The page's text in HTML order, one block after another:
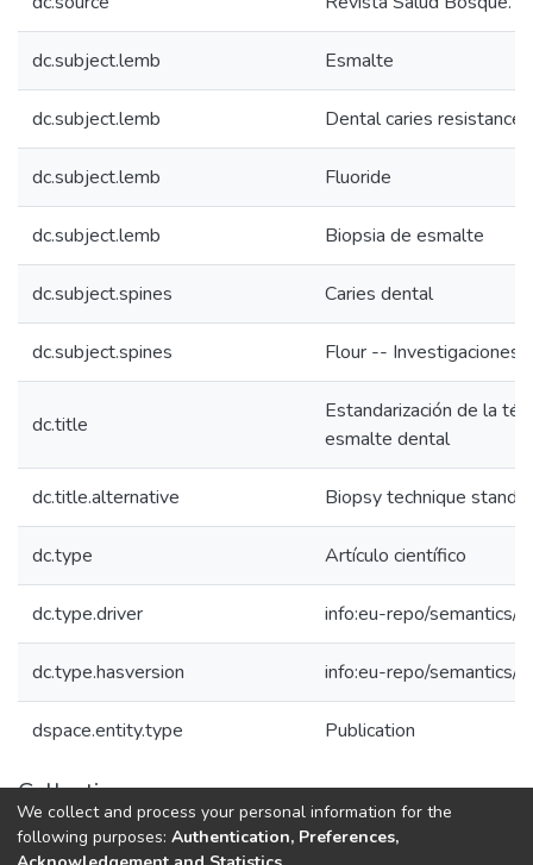
dc.subject.lemb Esmalte
dc.subject.lemb Dental caries resistance
dc.subject.lemb Fluoride
dc.subject.lemb Biopsia de esmalte
dc.subject.spines Caries dental
dc.subject.spines Flour -- Investigaciones
dc.title
Estandarización de la
esmalte dental
dc.title.alternative Biopsy technique
dc.type Artículo científico
dc.type.driver info:eu-repo/semantics/
dc.type.hasversion info:eu-repo/semantics/
dspace.entity.type Publication
Collections
1.1.2. Informes Finales
We collect and process your personal information for the
following purposes: Authentication, Preferences,